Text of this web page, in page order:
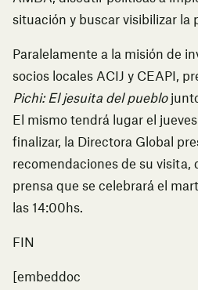
situación y buscar visibilizar la
Paralelamente a la misión de
socios locales ACIJ y CEAPI,
Pichi: El jesuita del pueblo
El mismo tendrá lugar el
finalizar, la Directora Global
recomendaciones de su
prensa que se celebrará el
las 14:00hs.
FIN
[embeddoc